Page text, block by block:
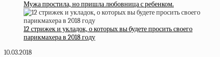
Мужа простила, но пришла любовница с ребенком.
12 стрижек и укладок, о которых вы будете просить своего
парикмахера в 2018 году
10.03.2018